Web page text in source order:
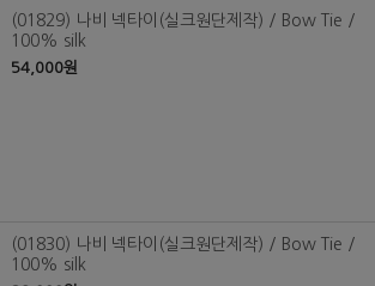
(01829) 나비 넥타이(실크원단제작) / Bow Tie /
100% silk
54,000원
(01830) 나비 넥타이(실크원단제작) / Bow Tie /
100% silk